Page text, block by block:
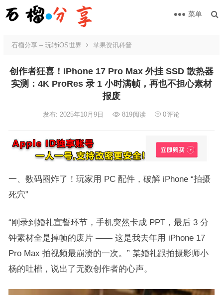
菜单
石榴分享 – 玩转iOS世界 苹果资讯科普
创作者狂喜！iPhone 17 Pro Max 外挂 SSD 散热器
实测：4K ProRes 录 1 小时满帧，再也不担心素材
报废
发布: 2025年10月9日 819阅读 0评论
一、数码圈炸了！玩家用 PC 配件，破解 iPhone “拍摄
死穴”​
“刚录到婚礼宣誓环节，手机突然卡成 PPT，最后 3 分
钟素材全是掉帧的废片 —— 这是我去年用 iPhone 17
Pro Max 拍视频最崩溃的一次。” 某婚礼跟拍摄影师小
杨的吐槽，说出了无数创作者的心声。​